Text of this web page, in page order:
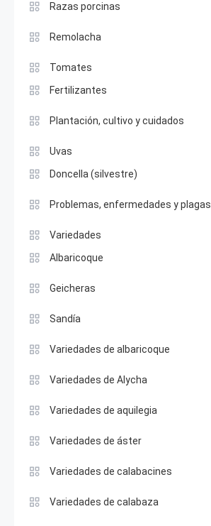
Razas porcinas
Remolacha
Tomates
Fertilizantes
Plantación, cultivo y cuidados
Uvas
Doncella (silvestre)
Problemas, enfermedades y plagas
Variedades
Albaricoque
Geicheras
Sandía
Variedades de albaricoque
Variedades de Alycha
Variedades de aquilegia
Variedades de áster
Variedades de calabacines
Variedades de calabaza